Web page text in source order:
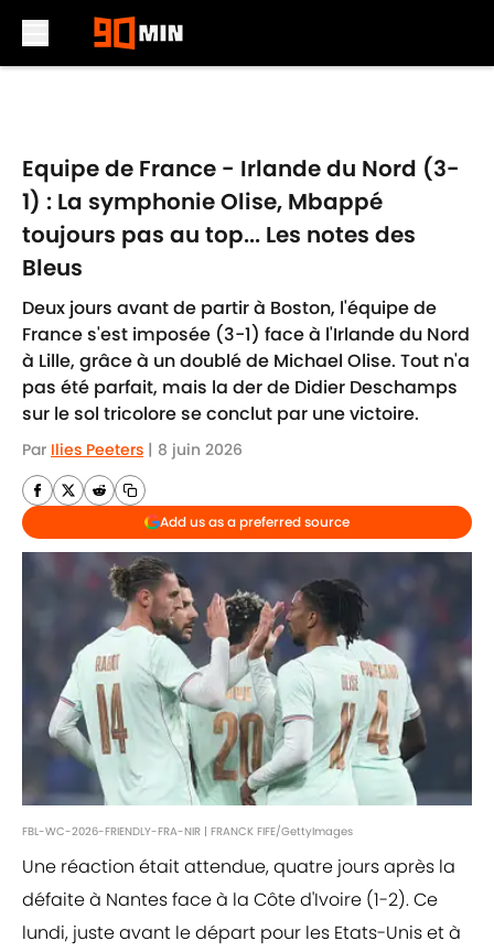
Equipe de France - Irlande du Nord (3-
1) : La symphonie Olise, Mbappé
toujours pas au top... Les notes des
Bleus
Deux jours avant de partir à Boston, l'équipe de
France s'est imposée (3-1) face à l'Irlande du Nord
à Lille, grâce à un doublé de Michael Olise. Tout n'a
pas été parfait, mais la der de Didier Deschamps
sur le sol tricolore se conclut par une victoire.
Par Ilies Peeters | 8 juin 2026
Add us as a preferred source
FBL-WC-2026-FRIENDLY-FRA-NIR | FRANCK FIFE/GettyImages
Une réaction était attendue, quatre jours après la
défaite à Nantes face à la Côte d'Ivoire (1-2). Ce
lundi, juste avant le départ pour les Etats-Unis et à